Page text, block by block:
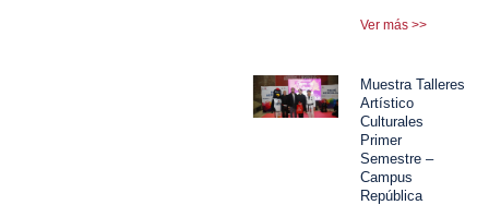
Ver más >>
Muestra Talleres
Artístico
Culturales
Primer
Semestre –
Campus
República